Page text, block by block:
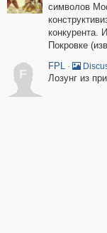
символов
конкурента.
Покровке
F
FPL ·
Лозунг из